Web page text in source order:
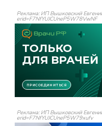
Реклама: ИП Вышковский
erid=F7NfYUJCUneP5W78VwNF
Реклама: ИП Вышковский
erid=F7NfYUJCUneP5W79xufv